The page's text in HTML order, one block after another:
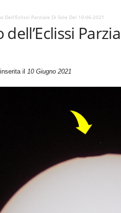
u
m
A
r
n
Dell’Eclissi Parziale Di Sole Del 10-06-2021
inserita il 10 Giugno 2021